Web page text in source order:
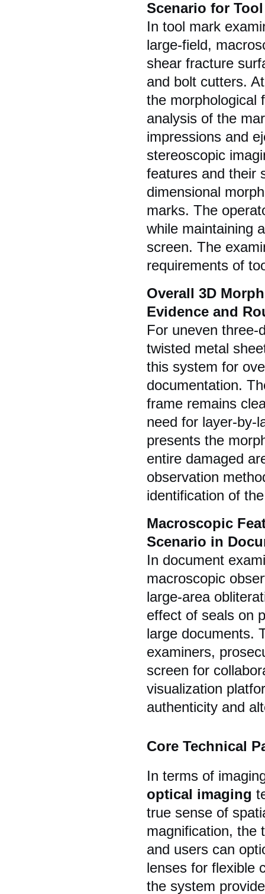
Scenario for
In tool mark
large-field,
shear fracture
and bolt cutters.
the morphological
analysis of the
impressions and
stereoscopic
features and their
dimensional
marks. The
while maintaining
screen. The
requirements of
Overall 3D
Evidence and
For uneven three-
twisted metal
this system for
documentation.
frame remains
need for layer-by-
presents the
entire damaged
observation
identification of
Macroscopic
Scenario in
In document
macroscopic
large-area
effect of seals on
large documents.
examiners,
screen for
visualization
authenticity and
Core Technical
In terms of
optical imaging
true sense of
magnification, the
and users can
lenses for flexible
the system